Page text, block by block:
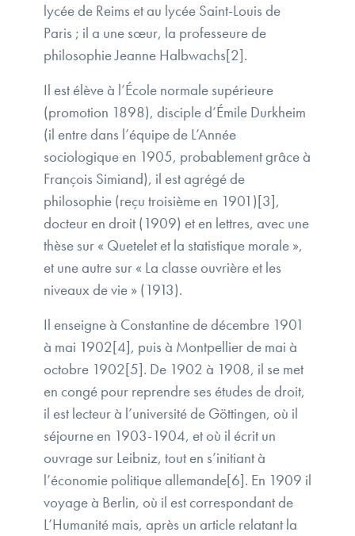
lycée de Reims et au lycée Saint-Louis de
Paris ; il a une sœur, la professeure de
philosophie Jeanne Halbwachs[2].
Il est élève à l’École normale supérieure
(promotion 1898), disciple d’Émile Durkheim
(il entre dans l’équipe de L’Année
sociologique en 1905, probablement grâce à
François Simiand), il est agrégé de
philosophie (reçu troisième en 1901)[3],
docteur en droit (1909) et en lettres, avec une
thèse sur « Quetelet et la statistique morale »,
et une autre sur « La classe ouvrière et les
niveaux de vie » (1913).
Il enseigne à Constantine de décembre 1901
à mai 1902[4], puis à Montpellier de mai à
octobre 1902[5]. De 1902 à 1908, il se met
en congé pour reprendre ses études de droit,
il est lecteur à l’université de Göttingen, où il
séjourne en 1903-1904, et où il écrit un
ouvrage sur Leibniz, tout en s’initiant à
l’économie politique allemande[6]. En 1909 il
voyage à Berlin, où il est correspondant de
L’Humanité mais, après un article relatant la